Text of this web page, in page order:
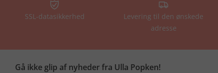
SSL-datasikkerhed
Levering til den ønskede
adresse
Gå ikke glip af nyheder fra Ulla Popken!